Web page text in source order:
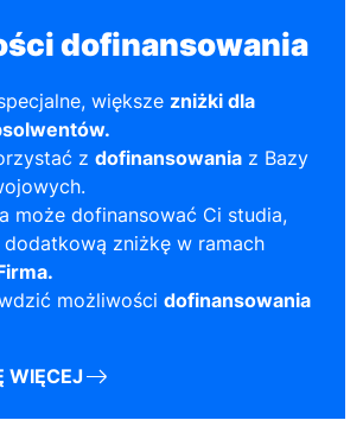
dofinansowania
większe zniżki dla
z dofinansowania z Bazy
.
może dofinansować Ci studia,
zniżkę w ramach
możliwości dofinansowania
WIĘCEJ